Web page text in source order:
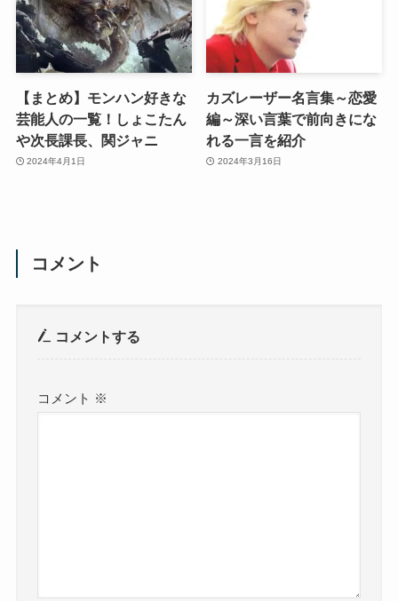
【まとめ】モンハン好きな
芸能人の一覧！しょこたん
や次長課長、関ジャニ
2024年4月1日
カズレーザー名言集～恋愛
編～深い言葉で前向きにな
れる一言を紹介
2024年3月16日
コメント
コメントする
コメント ※